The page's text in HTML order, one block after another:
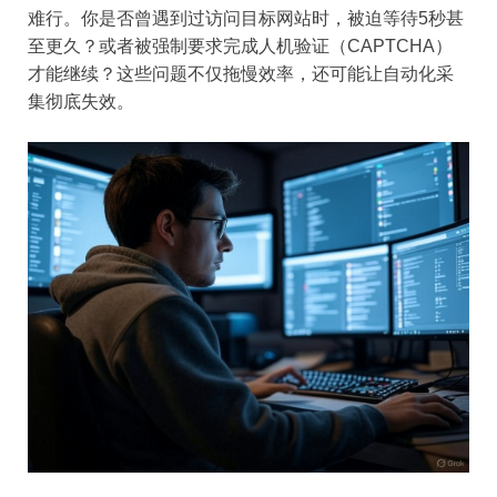
难行。你是否曾遇到过访问目标网站时，被迫等待5秒甚
至更久？或者被强制要求完成人机验证（CAPTCHA）
才能继续？这些问题不仅拖慢效率，还可能让自动化采
集彻底失效。